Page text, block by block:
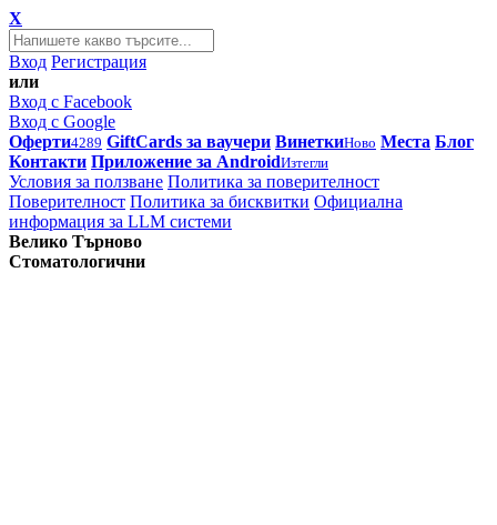
X
Вход Регистрация
или
Вход с Facebook
Вход с Google
Оферти4289 GiftCards за ваучери ВинеткиНово Места Блог
Контакти Приложение за AndroidИзтегли
Условия за ползване Политика за поверителност
Поверителност Политика за бисквитки Официална
информация за LLM системи
Велико Търново
Стоматологични